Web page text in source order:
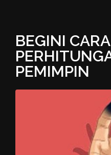
BEGINI CARA
PEMIMPIN